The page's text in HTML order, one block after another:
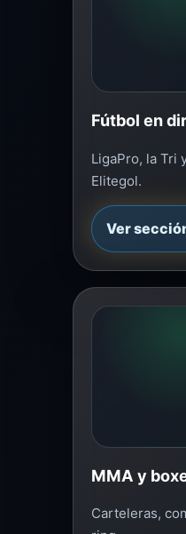
Fútbol en
LigaPro, la Tri
Elitegol.
Ver
MMA y
Carteleras,